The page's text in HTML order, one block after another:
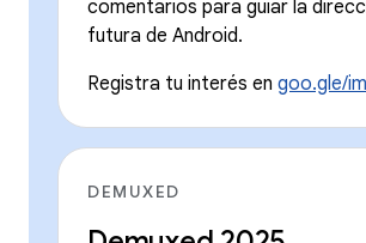
comentarios para guiar la
futura de Android.
Registra tu interés en goo.gle/
DEMUXED